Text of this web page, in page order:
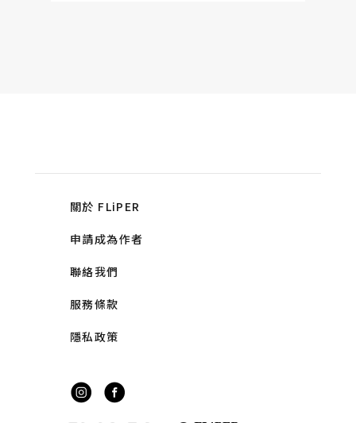
關於 FLiPER
申請成為作者
聯絡我們
服務條款
隱私政策